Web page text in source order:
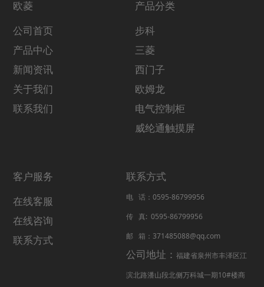
欧菱
公司首页
产品中心
新闻资讯
关于我们
联系我们
产品分类
步科
三菱
西门子
欧姆龙
电气控制柜
威纶通触摸屏
客户服务
在线客服
在线咨询
联系方式
联系方式
电 话：0595-86799956
传 真: 0595-86799956
邮 箱：371485088@qq.com
公司地址： 福建省泉州市丰泽区江
滨北路潘山段北侧万科城一期10#楼商